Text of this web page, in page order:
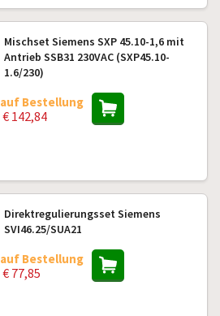
Mischset Siemens SXP 45.10-1,6 mit
Antrieb SSB31 230VAC (SXP45.10-
1.6/230)
auf Bestellung
€ 142,84
Direktregulierungsset Siemens
SVI46.25/SUA21
auf Bestellung
€ 77,85